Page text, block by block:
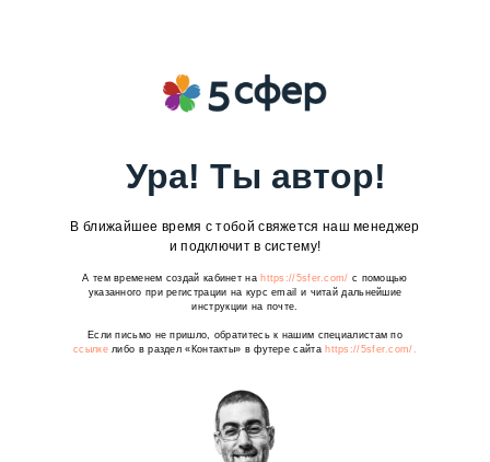
Ура! Ты автор!
В ближайшее время с тобой свяжется наш менеджер
и подключит в систему!
А тем временем создай кабинет на https://5sfer.com/ с помощью
указанного при регистрации на курс email и читай дальнейшие
инструкции на почте.
Если письмо не пришло, обратитесь к нашим специалистам по
ссылкелибо в раздел «Контакты» в футере сайта https://5sfer.com/.